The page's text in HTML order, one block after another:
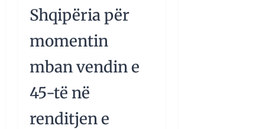
Shqipëria për
momentin
mban vendin e
45-të në
renditjen e